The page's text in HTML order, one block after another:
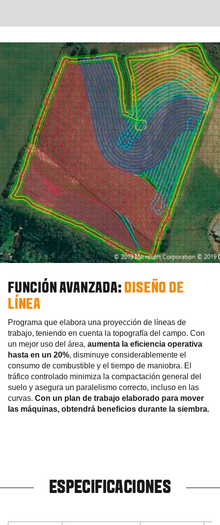
FUNCIÓN AVANZADA: DISEÑO DE
LÍNEA
Programa que elabora una proyección de líneas de
trabajo, teniendo en cuenta la topografía del campo. Con
un mejor uso del área, aumenta la eficiencia operativa
hasta en un 20%, disminuye considerablemente el
consumo de combustible y el tiempo de maniobra. El
tráfico controlado minimiza la compactación general del
suelo y asegura un paralelismo correcto, incluso en las
curvas. Con un plan de trabajo elaborado para mover
las máquinas, obtendrá beneficios durante la siembra.
ESPECIFICACIONES